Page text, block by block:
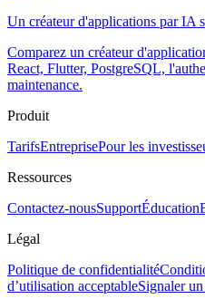
Un créateur d'applications par IA
Comparez un créateur
React, Flutter, PostgreSQL,
maintenance.
Produit
TarifsEntreprisePour les
Ressources
Contactez-nousSupportÉducation
Légal
Politique de confidentialité
d’utilisation acceptableSignaler